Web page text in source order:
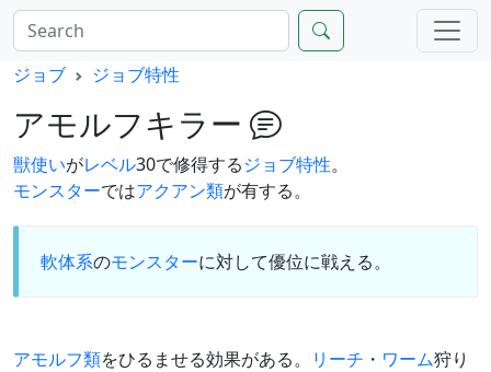
ジョブ ジョブ特性
アモルフキラー
獣使いがレベル30で修得するジョブ特性。
モンスターではアクアン類が有する。
軟体系のモンスターに対して優位に戦える。
アモルフ類をひるませる効果がある。 リーチ ・ ワーム狩り